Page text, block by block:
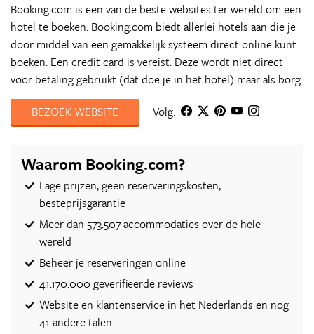
Booking.com is een van de beste websites ter wereld om een
hotel te boeken. Booking.com biedt allerlei hotels aan die je
door middel van een gemakkelijk systeem direct online kunt
boeken. Een credit card is vereist. Deze wordt niet direct
voor betaling gebruikt (dat doe je in het hotel) maar als borg.
BEZOEK WEBSITE
Volg:
Waarom Booking.com?
Lage prijzen, geen reserveringskosten,
besteprijsgarantie
Meer dan 573.507 accommodaties over de hele
wereld
Beheer je reserveringen online
41.170.000 geverifieerde reviews
Website en klantenservice in het Nederlands en nog
41 andere talen